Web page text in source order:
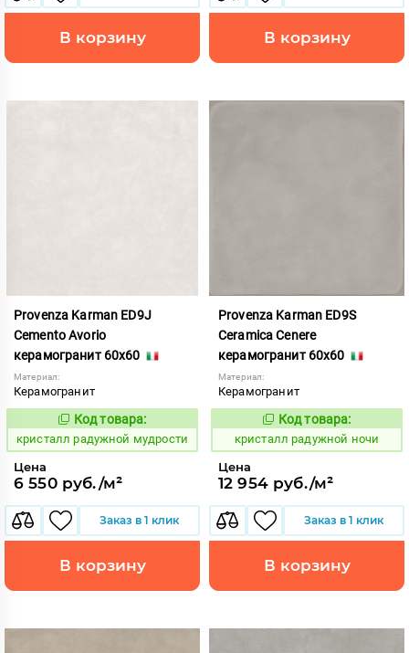
В корзину В корзину
Provenza Karman ED9J
Cemento Avorio
керамогранит 60x60
Материал:
Керамогранит
822055
Код товара:
кристалл радужной мудрости
Цена
6 550 руб./м²
Заказ в 1 клик
В корзину
Provenza Karman ED9S
Ceramica Cenere
керамогранит 60x60
Материал:
Керамогранит
822061
Код товара:
кристалл радужной ночи
Цена
12 954 руб./м²
Заказ в 1 клик
В корзину